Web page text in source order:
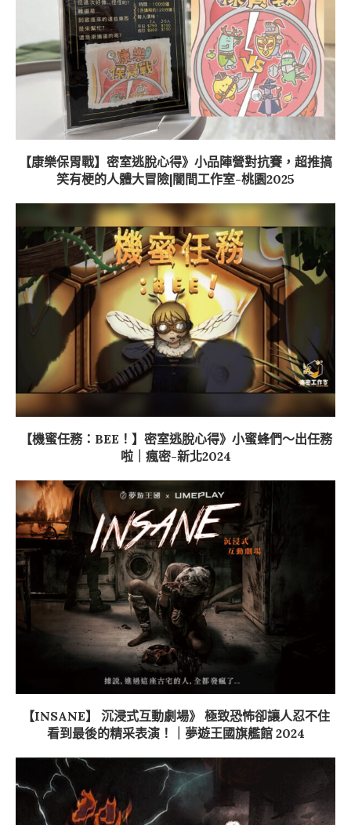
【康樂保胃戰】密室逃脫心得》小品陣營對抗賽，超推搞
笑有梗的人體大冒險|闇間工作室-桃園2025
【機蜜任務：BEE！】密室逃脫心得》小蜜蜂們～出任務
啦｜瘋密-新北2024
【INSANE】 沉浸式互動劇場》 極致恐怖卻讓人忍不住
看到最後的精采表演！｜夢遊王國旗艦館 2024